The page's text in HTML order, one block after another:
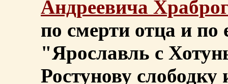
Андреевича
по смерти отца и
"Ярославль с
Ростунову